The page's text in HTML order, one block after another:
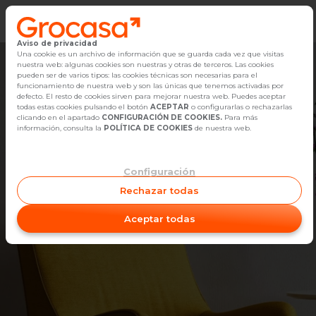
Vender
Buscar Inmuebles
Alquiler
Empleo
Oficinas
Contacto
Grocasa Blog
Aviso de privacidad
Una cookie es un archivo de información que se guarda cada vez que visitas
nuestra web: algunas cookies son nuestras y otras de terceros. Las cookies
pueden ser de varios tipos: las cookies técnicas son necesarias para el
funcionamiento de nuestra web y son las únicas que tenemos activadas por
defecto. El resto de cookies sirven para mejorar nuestra web. Puedes aceptar
todas estas cookies pulsando el botón ACEPTAR o configurarlas o rechazarlas
clicando en el apartado CONFIGURACIÓN DE COOKIES. Para más
información, consulta la POLÍTICA DE COOKIES de nuestra web.
Configuración
Rechazar todas
Aceptar todas